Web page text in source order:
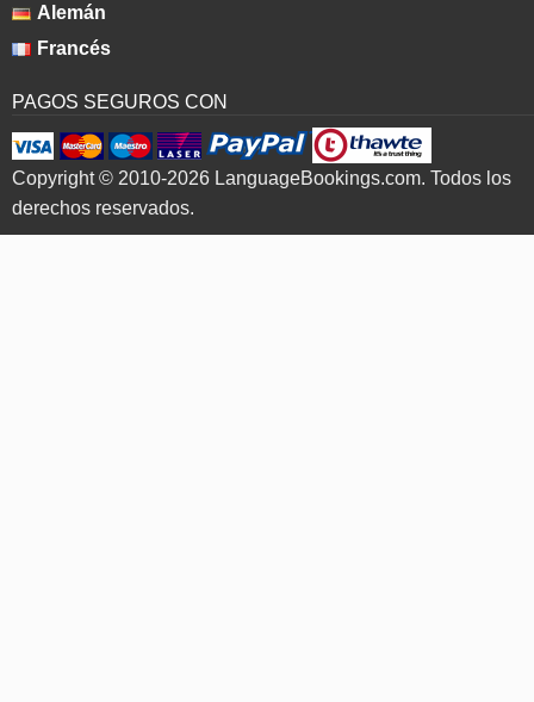
Alemán
Francés
PAGOS SEGUROS CON
Copyright © 2010-2026 LanguageBookings.com. Todos los
derechos reservados.